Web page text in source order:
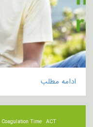
ادامه مطلب
ACT
Time